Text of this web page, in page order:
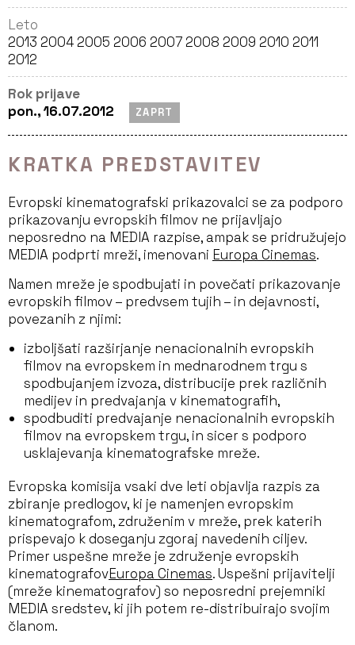
Leto
2013 2004 2005 2006 2007 2008 2009 2010 2011
2012
Rok prijave
pon., 16.07.2012
ZAPRT
KRATKA PREDSTAVITEV
Evropski kinematografski prikazovalci se za podporo
prikazovanju evropskih filmov ne prijavljajo
neposredno na MEDIA razpise, ampak se pridružujejo
MEDIA podprti mreži, imenovani Europa Cinemas.
Namen mreže je spodbujati in povečati prikazovanje
evropskih filmov – predvsem tujih – in dejavnosti,
povezanih z njimi:
izboljšati razširjanje nenacionalnih evropskih
filmov na evropskem in mednarodnem trgu s
spodbujanjem izvoza, distribucije prek različnih
medijev in predvajanja v kinematografih,
spodbuditi predvajanje nenacionalnih evropskih
filmov na evropskem trgu, in sicer s podporo
usklajevanja kinematografske mreže.
Evropska komisija vsaki dve leti objavlja razpis za
zbiranje predlogov, ki je namenjen evropskim
kinematografom, združenim v mreže, prek katerih
prispevajo k doseganju zgoraj navedenih ciljev.
Primer uspešne mreže je združenje evropskih
kinematografovEuropa Cinemas. Uspešni prijavitelji
(mreže kinematografov) so neposredni prejemniki
MEDIA sredstev, ki jih potem re-distribuirajo svojim
članom.